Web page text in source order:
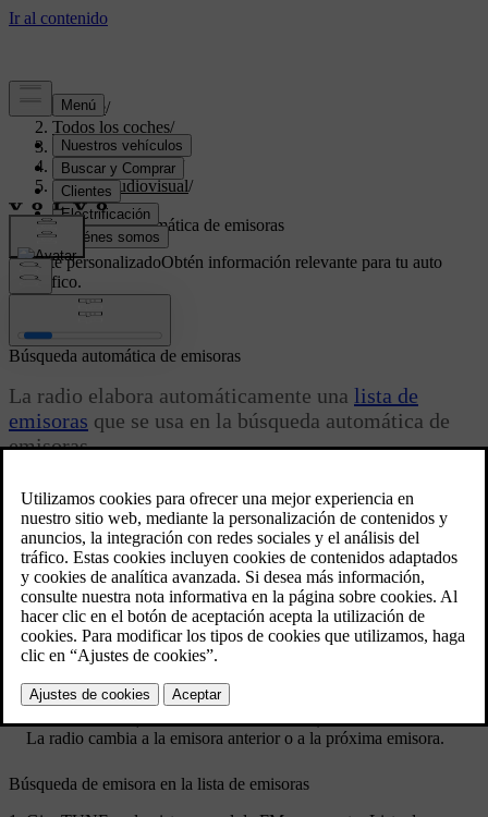
Soporte/
Todos los coches/
V70 2016 /
Manual de usuario
Sistema audiovisual/
Radio/
Búsqueda automática de emisoras
Soporte personalizadoObtén información relevante para tu auto
específico.
Iniciar sesión
Búsqueda automática de emisoras
La radio elabora automáticamente una lista de
emisoras que se usa en la búsqueda automática de
emisoras.
Si la búsqueda automática de emisoras estácanceladaes posible
buscar en la vista normal y en la lista de emisoras.
Búsqueda de emisora en la vista normal
En la vista normal de FM,pulse brevemente /
consola central (o en el teclado del volante).
La radio cambia a la emisora anterior o a la próxima emisora
En la vista normal de FM,mantenga pulsado
La radio cambia a la emisora anterior o a la próxima emisora.
Búsqueda de emisora en la lista de emisoras